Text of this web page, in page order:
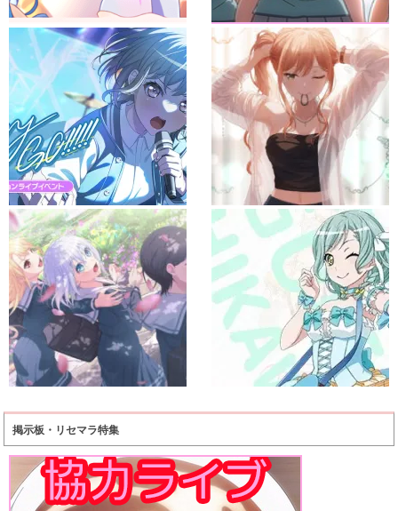
掲示板・リセマラ特集